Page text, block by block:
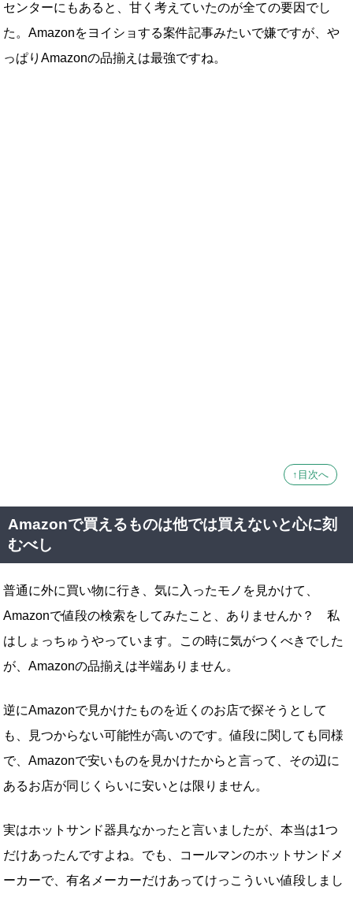
センターにもあると、甘く考えていたのが全ての要因でし
た。Amazonをヨイショする案件記事みたいで嫌ですが、や
っぱりAmazonの品揃えは最強ですね。
↑目次へ
Amazonで買えるものは他では買えないと心に刻
むべし
普通に外に買い物に行き、気に入ったモノを見かけて、
Amazonで値段の検索をしてみたこと、ありませんか？ 私
はしょっちゅうやっています。この時に気がつくべきでした
が、Amazonの品揃えは半端ありません。
逆にAmazonで見かけたものを近くのお店で探そうとして
も、見つからない可能性が高いのです。値段に関しても同様
で、Amazonで安いものを見かけたからと言って、その辺に
あるお店が同じくらいに安いとは限りません。
実はホットサンド器具なかったと言いましたが、本当は1つ
だけあったんですよね。でも、コールマンのホットサンドメ
ーカーで、有名メーカーだけあってけっこういい値段しまし